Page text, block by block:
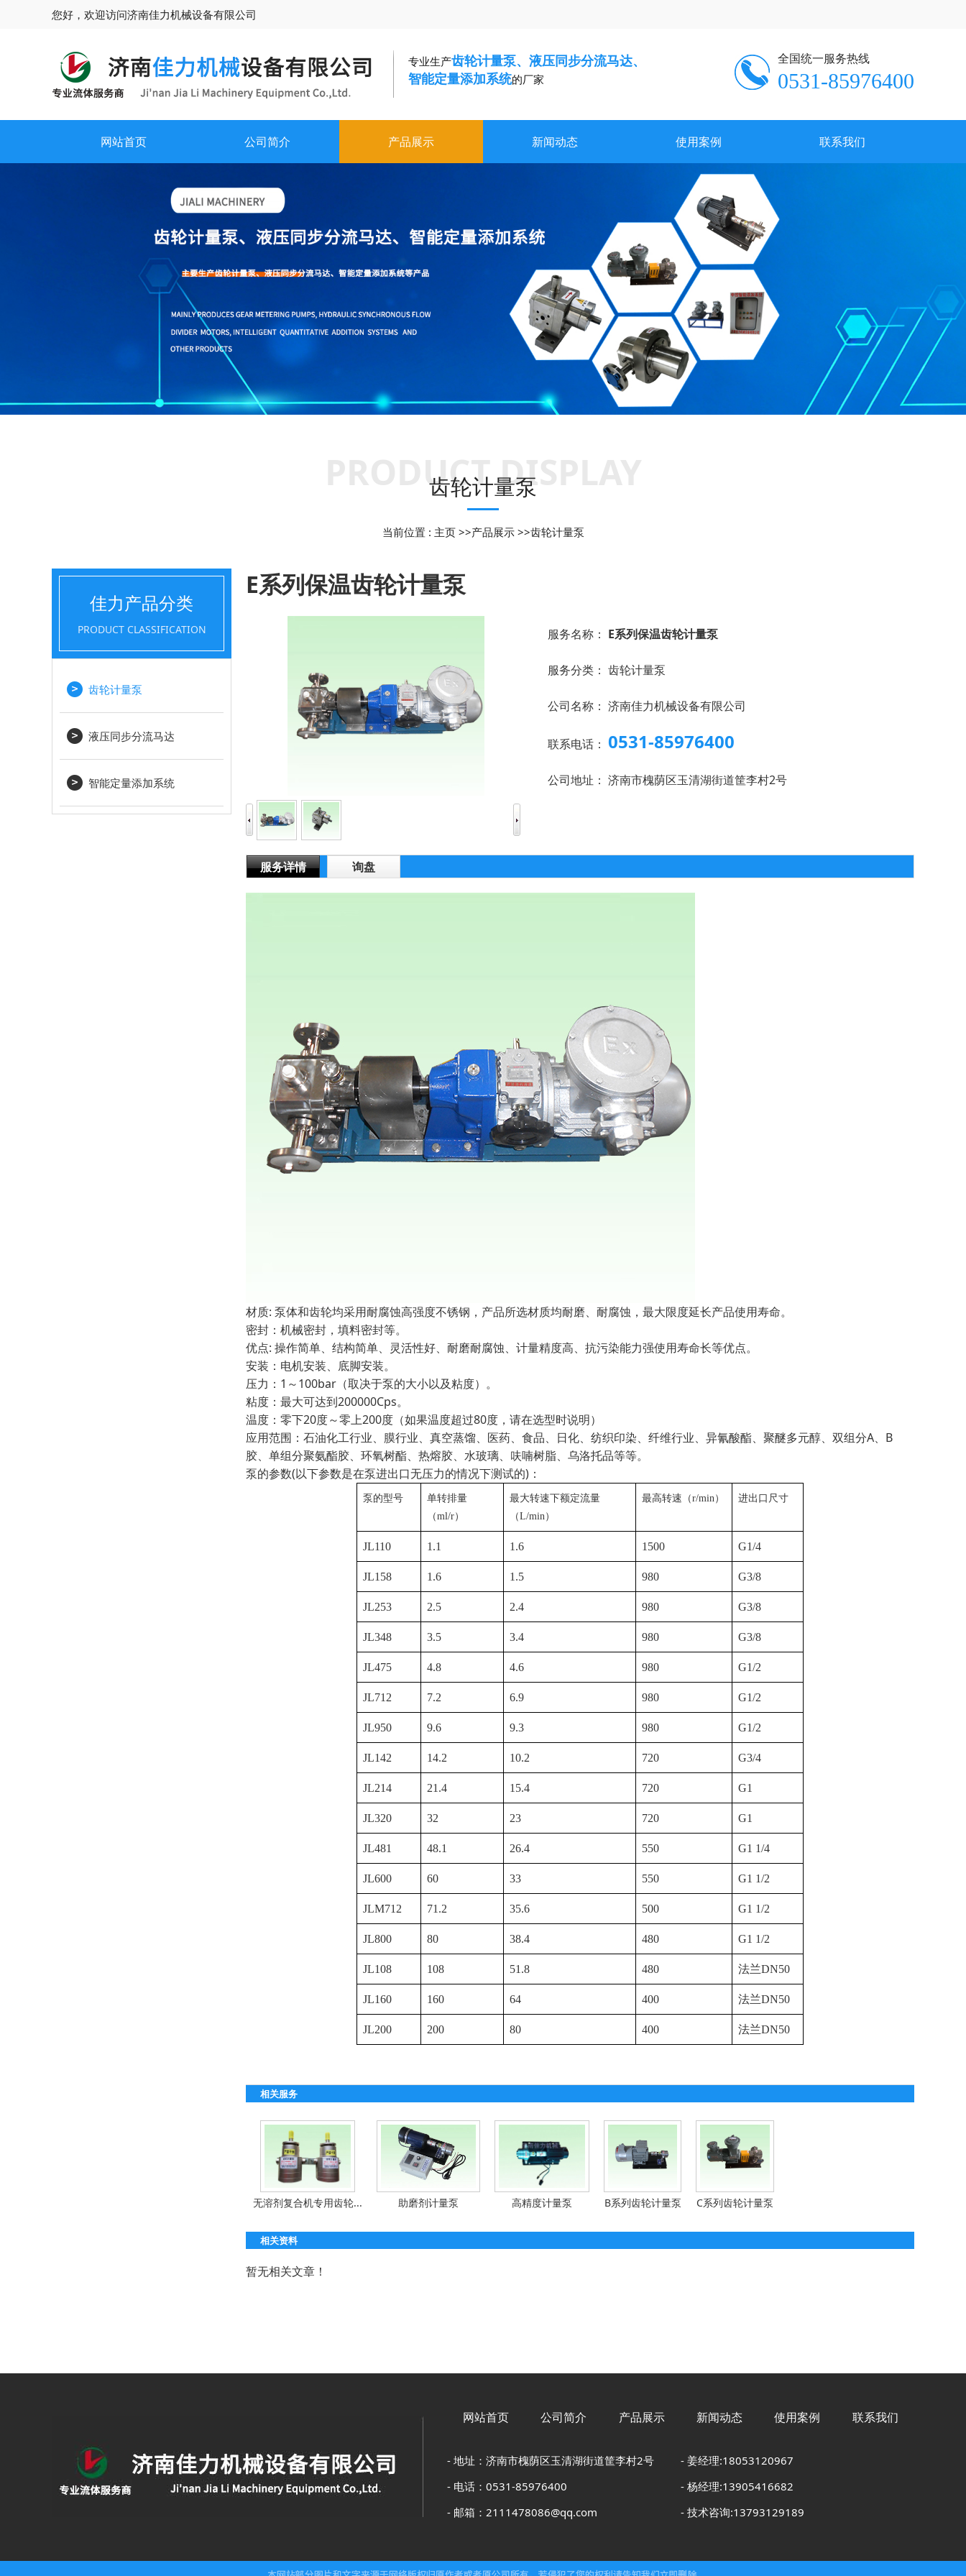
您好，欢迎访问济南佳力机械设备有限公司
专业生产齿轮计量泵、液压同步分流马达、
智能定量添加系统的厂家
全国统一服务热线
0531-85976400
网站首页 公司简介 产品展示 新闻动态 使用案例 联系我们
PRODUCT DISPLAY
齿轮计量泵
当前位置 : 主页>>产品展示>>齿轮计量泵
佳力产品分类
PRODUCT CLASSIFICATION
齿轮计量泵
液压同步分流马达
智能定量添加系统
E系列保温齿轮计量泵
服务名称： E系列保温齿轮计量泵
服务分类： 齿轮计量泵
公司名称： 济南佳力机械设备有限公司
联系电话： 0531-85976400
公司地址： 济南市槐荫区玉清湖街道筐李村2号
服务详情 询盘
材质: 泵体和齿轮均采用耐腐蚀高强度不锈钢，产品所选材质均耐磨、耐腐蚀，最大限度延长产品使用寿命。
密封：机械密封，填料密封等。
优点: 操作简单、结构简单、灵活性好、耐磨耐腐蚀、计量精度高、抗污染能力强使用寿命长等优点。
安装：电机安装、底脚安装。
压力：1～100bar（取决于泵的大小以及粘度）。
粘度：最大可达到200000Cps。
温度：零下20度～零上200度（如果温度超过80度，请在选型时说明）
应用范围：石油化工行业、膜行业、真空蒸馏、医药、食品、日化、纺织印染、纤维行业、异氰酸酯、聚醚多元醇、双组分A、B
胶、单组分聚氨酯胶、环氧树酯、热熔胶、水玻璃、呋喃树脂、乌洛托品等等。
泵的参数(以下参数是在泵进出口无压力的情况下测试的)：
泵的型号
单转排量
（ml/r）
最大转速下额定流量
（L/min）
最高转速（r/min） 进出口尺寸
JL110 1.1 1.6 1500 G1/4
JL158 1.6 1.5 980 G3/8
JL253 2.5 2.4 980 G3/8
JL348 3.5 3.4 980 G3/8
JL475 4.8 4.6 980 G1/2
JL712 7.2 6.9 980 G1/2
JL950 9.6 9.3 980 G1/2
JL142 14.2 10.2 720 G3/4
JL214 21.4 15.4 720 G1
JL320 32 23 720 G1
JL481 48.1 26.4 550 G1 1/4
JL600 60 33 550 G1 1/2
JLM712 71.2 35.6 500 G1 1/2
JL800 80 38.4 480 G1 1/2
JL108 108 51.8 480 法兰DN50
JL160 160 64 400 法兰DN50
JL200 200 80 400 法兰DN50
相关服务
无溶剂复合机专用齿轮... 助磨剂计量泵 高精度计量泵 B系列齿轮计量泵 C系列齿轮计量泵
相关资料
暂无相关文章！
网站首页 公司简介 产品展示 新闻动态 使用案例 联系我们
- 地址：济南市槐荫区玉清湖街道筐李村2号
- 姜经理:18053120967
- 电话：0531-85976400
- 杨经理:13905416682
- 邮箱：2111478086@qq.com
- 技术咨询:13793129189